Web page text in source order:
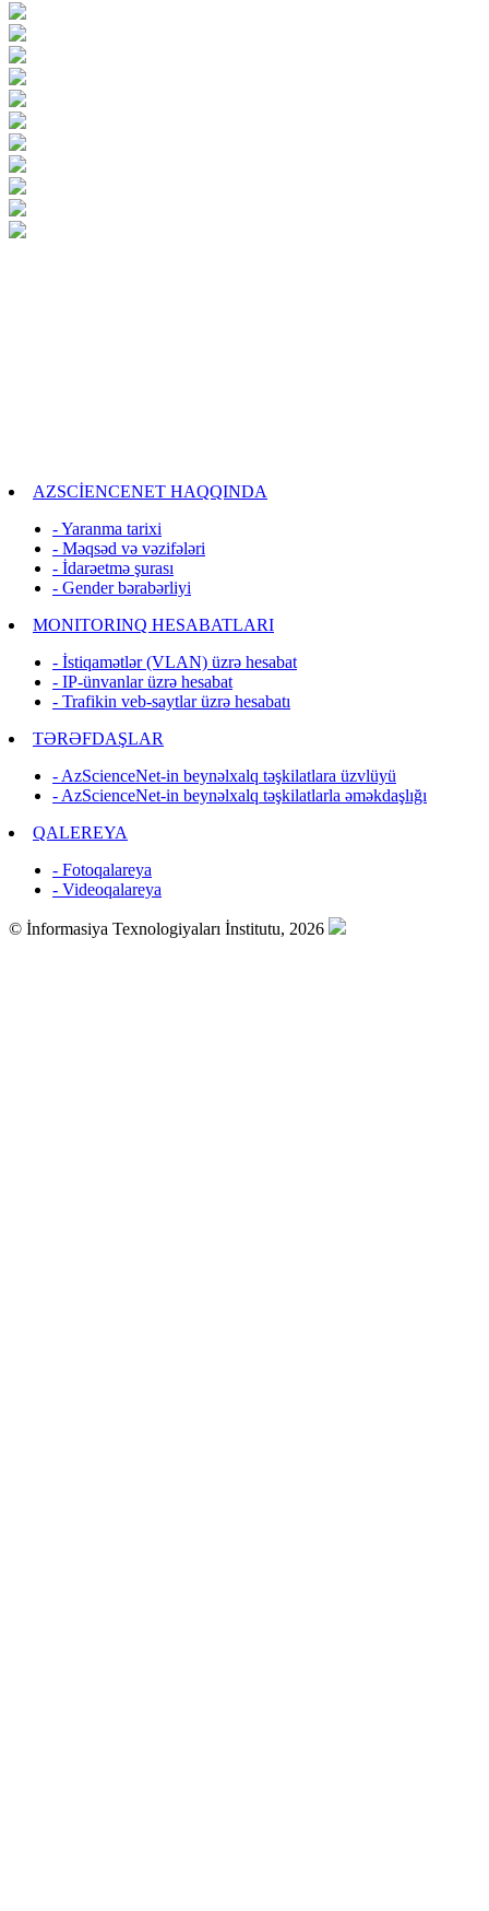
AZSCİENCENET HAQQINDA
- Yaranma tarixi
- Məqsəd və vəzifələri
- İdarəetmə şurası
- Gender bərabərliyi
MONITORINQ HESABATLARI
- İstiqamətlər (VLAN) üzrə hesabat
- IP-ünvanlar üzrə hesabat
- Trafikin veb-saytlar üzrə hesabatı
TƏRƏFDAŞLAR
- AzScienceNet-in beynəlxalq təşkilatlara üzvlüyü
- AzScienceNet-in beynəlxalq təşkilatlarla əməkdaşlığı
QALEREYA
- Fotoqalareya
- Videoqalareya
© İnformasiya Texnologiyaları İnstitutu, 2026